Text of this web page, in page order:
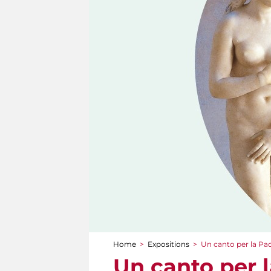
You are here
Home > Expositions > Un canto per la